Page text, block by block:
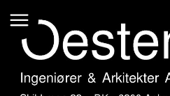
Gl. Kredshus Aabenraa